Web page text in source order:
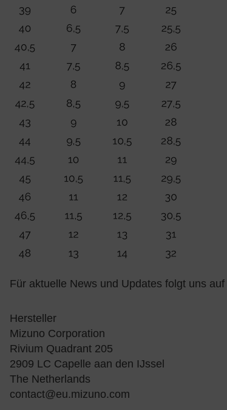
Für aktuelle News und Updates folgt uns auf
Hersteller
Mizuno Corporation
Rivium Quadrant 205
2909 LC Capelle aan den IJssel
The Netherlands
contact@eu.mizuno.com